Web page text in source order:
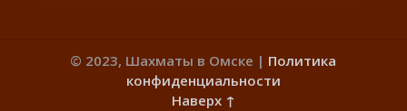
© 2023, Шахматы в Омске | Политика
конфиденциальности
Наверх ↑